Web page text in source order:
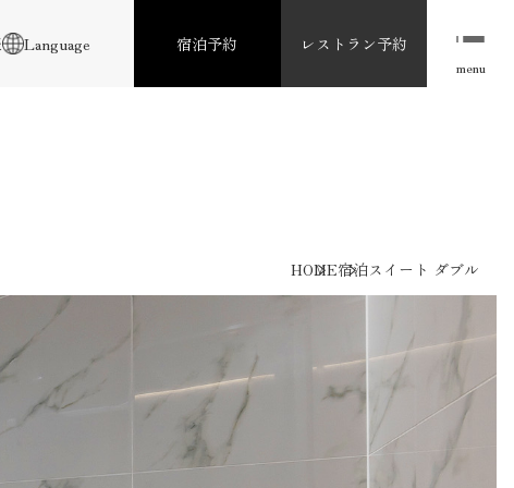
Language 宿泊予約 レストラン予約
menu
HOME宿泊スイート ダブル